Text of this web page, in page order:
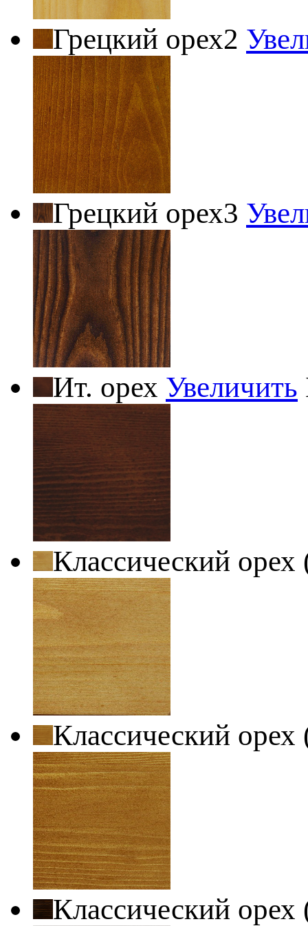
Грецкий орех2
Грецкий орех3
Ит. орех Увеличить
Классический
Классический
Классический